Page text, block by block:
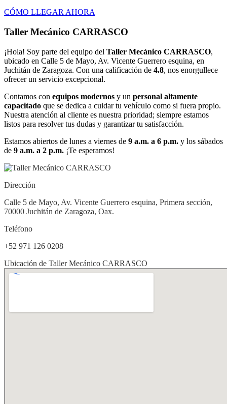
CÓMO LLEGAR AHORA
Taller Mecánico CARRASCO
¡Hola! Soy parte del equipo del Taller Mecánico CARRASCO,
ubicado en Calle 5 de Mayo, Av. Vicente Guerrero esquina, en
Juchitán de Zaragoza. Con una calificación de 4.8, nos enorgullece
ofrecer un servicio excepcional.
Contamos con equipos modernos y un personal altamente
capacitado que se dedica a cuidar tu vehículo como si fuera propio.
Nuestra atención al cliente es nuestra prioridad; siempre estamos
listos para resolver tus dudas y garantizar tu satisfacción.
Estamos abiertos de lunes a viernes de 9 a.m. a 6 p.m. y los sábados
de 9 a.m. a 2 p.m. ¡Te esperamos!
Dirección
Calle 5 de Mayo, Av. Vicente Guerrero esquina, Primera sección,
70000 Juchitán de Zaragoza, Oax.
Teléfono
+52 971 126 0208
Ubicación de Taller Mecánico CARRASCO